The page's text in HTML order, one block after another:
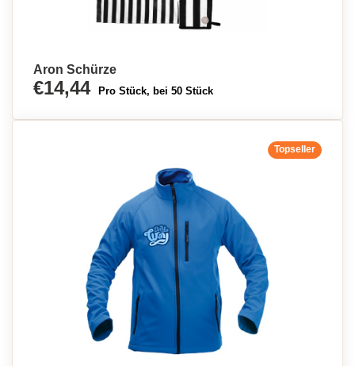
Aron Schürze
€14,44 Pro Stück, bei 50 Stück
Topseller